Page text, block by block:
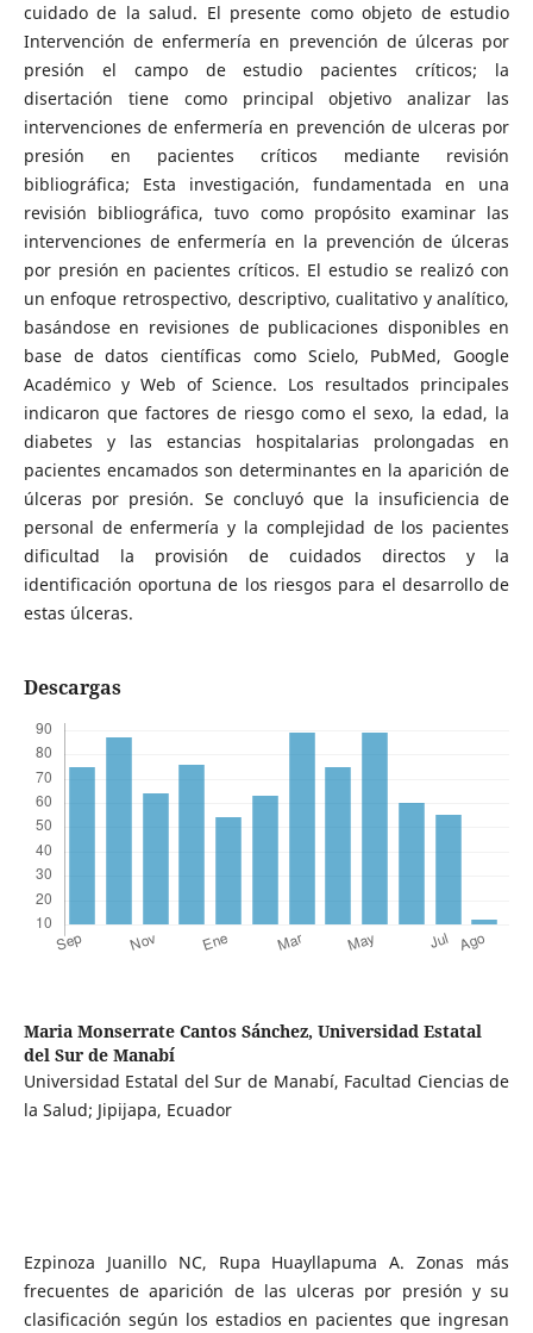
cuidado de la salud. El presente como objeto de estudio
Intervención de enfermería en prevención de úlceras por
presión el campo de estudio pacientes críticos; la
disertación tiene como principal objetivo analizar las
intervenciones de enfermería en prevención de ulceras por
presión en pacientes críticos mediante revisión
bibliográfica; Esta investigación, fundamentada en una
revisión bibliográfica, tuvo como propósito examinar las
intervenciones de enfermería en la prevención de úlceras
por presión en pacientes críticos. El estudio se realizó con
un enfoque retrospectivo, descriptivo, cualitativo y analítico,
basándose en revisiones de publicaciones disponibles en
base de datos científicas como Scielo, PubMed, Google
Académico y Web of Science. Los resultados principales
indicaron que factores de riesgo como el sexo, la edad, la
diabetes y las estancias hospitalarias prolongadas en
pacientes encamados son determinantes en la aparición de
úlceras por presión. Se concluyó que la insuficiencia de
personal de enfermería y la complejidad de los pacientes
dificultad la provisión de cuidados directos y la
identificación oportuna de los riesgos para el desarrollo de
estas úlceras.
Descargas
Maria Monserrate Cantos Sánchez, Universidad Estatal
del Sur de Manabí
Universidad Estatal del Sur de Manabí, Facultad Ciencias de
la Salud; Jipijapa, Ecuador
Ezpinoza Juanillo NC, Rupa Huayllapuma A. Zonas más
frecuentes de aparición de las ulceras por presión y su
clasificación según los estadios en pacientes que ingresan